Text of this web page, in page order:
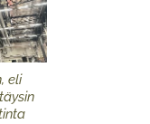
eli